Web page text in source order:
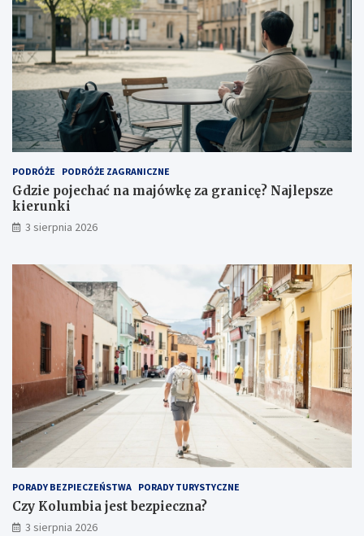
PODRÓŻE PODRÓŻE ZAGRANICZNE
Gdzie pojechać na majówkę za granicę? Najlepsze
kierunki
3 sierpnia 2026
PORADY BEZPIECZEŃSTWA PORADY TURYSTYCZNE
Czy Kolumbia jest bezpieczna?
3 sierpnia 2026